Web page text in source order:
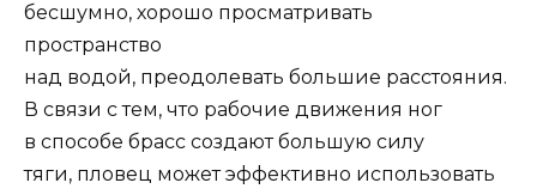
бесшумно, хорошо просматривать
пространство
над водой, преодолевать большие расстояния.
В связи с тем, что рабочие движения ног
в способе брасс создают большую силу
тяги, пловец может эффективно использовать